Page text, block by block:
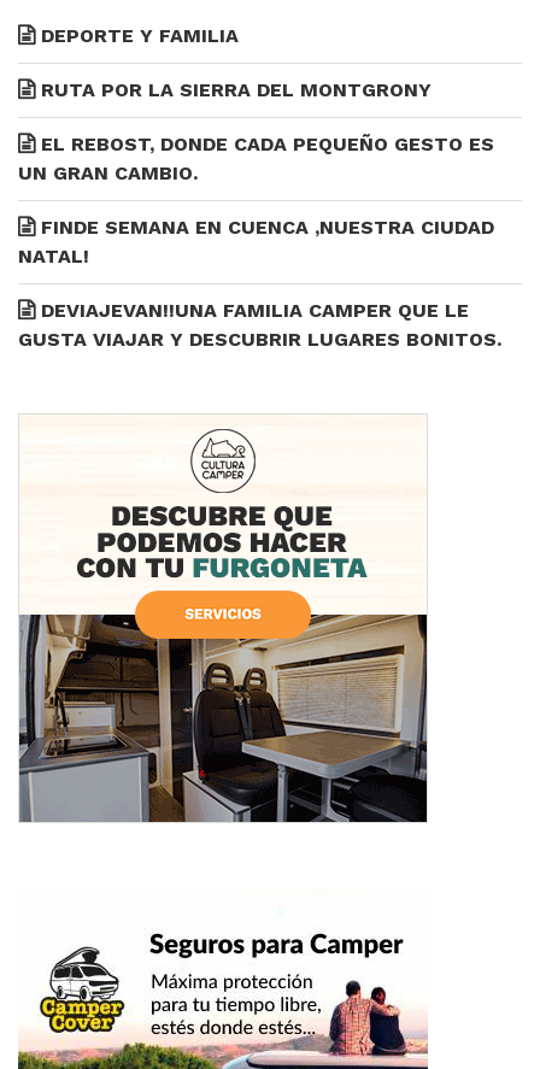
DEPORTE Y FAMILIA
RUTA POR LA SIERRA DEL MONTGRONY
EL REBOST, DONDE CADA PEQUEÑO GESTO ES
UN GRAN CAMBIO.
FINDE SEMANA EN CUENCA ,NUESTRA CIUDAD
NATAL!
DEVIAJEVAN!!UNA FAMILIA CAMPER QUE LE
GUSTA VIAJAR Y DESCUBRIR LUGARES BONITOS.